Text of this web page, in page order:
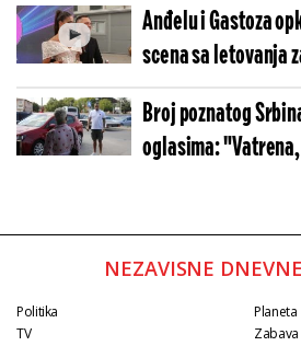
Anđelu i Gastoza
scena sa letovanja
(VIDEO)
Broj poznatog
oglasima:
NEZAVISNE
Politika
TV
Planeta
Zabava